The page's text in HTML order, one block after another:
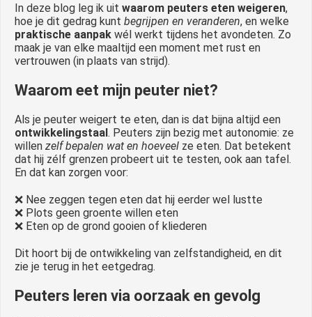
In deze blog leg ik uit waarom peuters eten weigeren,
hoe je dit gedrag kunt begrijpen en veranderen, en welke
praktische aanpak wél werkt tijdens het avondeten. Zo
maak je van elke maaltijd een moment met rust en
vertrouwen (in plaats van strijd).
Waarom eet mijn peuter niet?
Als je peuter weigert te eten, dan is dat bijna altijd een
ontwikkelingstaal. Peuters zijn bezig met autonomie: ze
willen zelf bepalen wat en hoeveel ze eten. Dat betekent
dat hij zélf grenzen probeert uit te testen, ook aan tafel.
En dat kan zorgen voor:
❌ Nee zeggen tegen eten dat hij eerder wel lustte
❌ Plots geen groente willen eten
❌ Eten op de grond gooien of kliederen
Dit hoort bij de ontwikkeling van zelfstandigheid, en dit
zie je terug in het eetgedrag.
Peuters leren via oorzaak en gevolg